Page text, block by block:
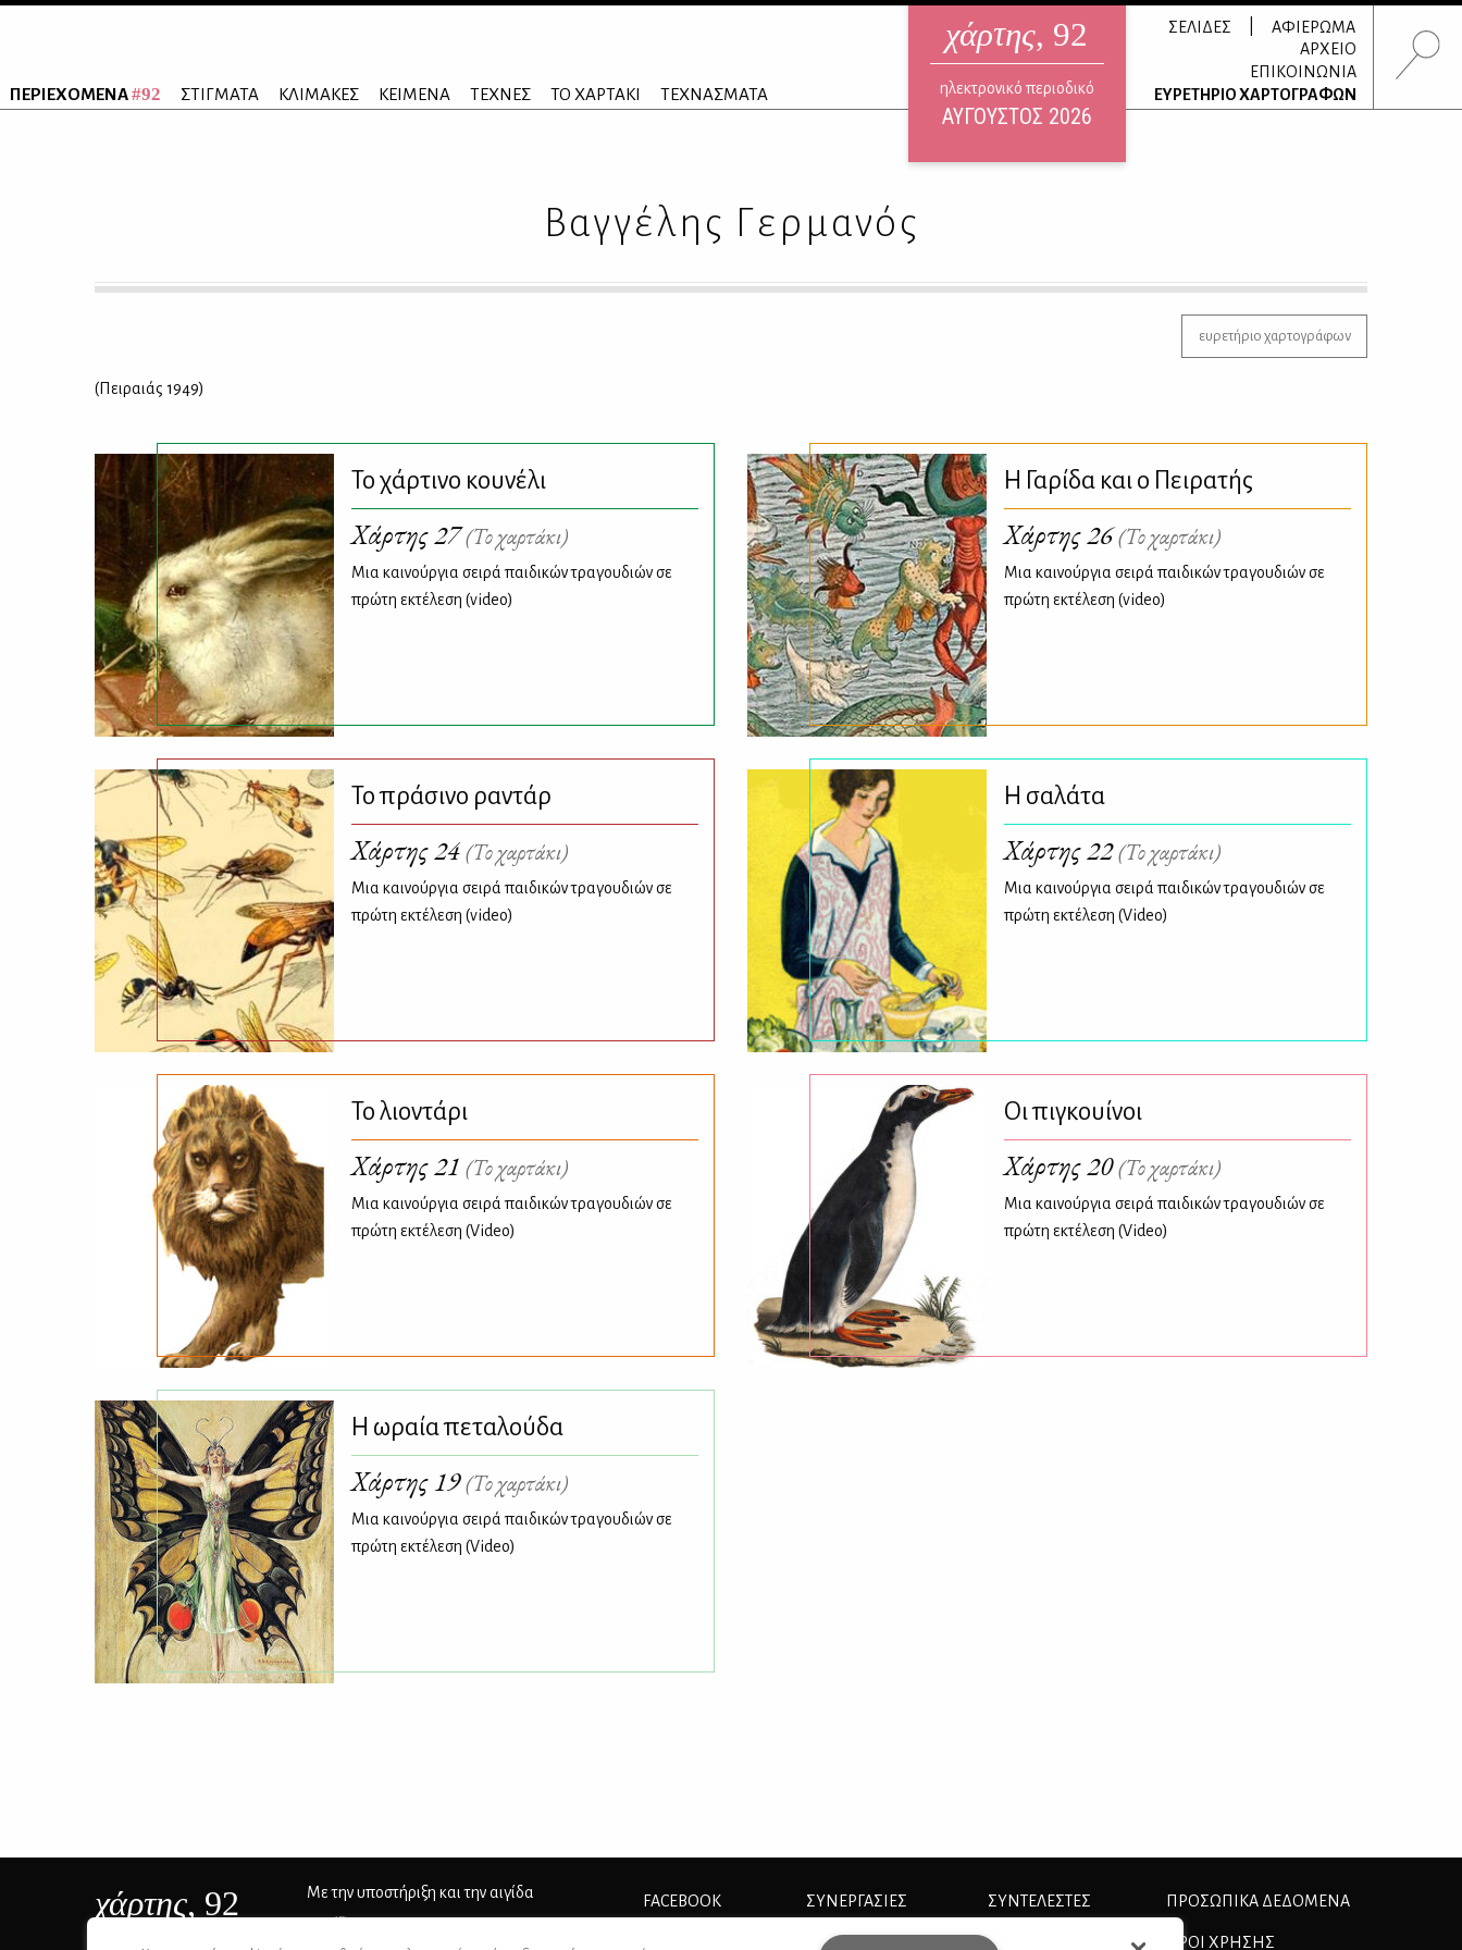
ΠΕΡΙΕΧΟΜΕΝΑ#92 ΣΤΙΓΜΑΤΑ ΚΛΙΜΑΚΕΣ ΚΕΙΜΕΝΑ ΤΕΧΝΕΣ ΤΟ ΧΑΡΤΑΚΙ ΤΕΧΝΑΣΜΑΤΑ
χάρτης, 92
ηλεκτρονικό περιοδικό
ΑΥΓΟΥΣΤΟΣ 2026
ΣΕΛΙΔΕΣ
ΑΦΙΕΡΩΜΑ
ΑΡΧΕΙΟ
ΕΠΙΚΟΙΝΩΝΙΑ
ΕΥΡΕΤΗΡΙΟ ΧΑΡΤΟΓΡΑΦΩΝ
Βαγγέλης Γερμανός
ευρετήριο χαρτογράφων
(Πει­ραιάς 1949)
Το χάρτινο κουνέλι
Χάρτης 27(Το χαρτάκι)
Μια καινούργια σειρά παιδικών τραγουδιών σε
πρώτη εκτέλεση (video)
Η Γαρίδα και ο Πειρατής
Χάρτης 26(Το χαρτάκι)
Μια καινούργια σειρά παιδικών τραγουδιών σε
πρώτη εκτέλεση (video)
Το πράσινο ραντάρ
Χάρτης 24(Το χαρτάκι)
Μια καινούργια σειρά παιδικών τραγουδιών σε
πρώτη εκτέλεση (video)
Η σαλάτα
Χάρτης 22(Το χαρτάκι)
Μια καινούργια σειρά παιδικών τραγουδιών σε
πρώτη εκτέλεση (Video)
Το λιοντάρι
Χάρτης 21 (Το χαρτάκι)
Μια καινούργια σειρά παιδικών τραγουδιών σε
πρώτη εκτέλεση (Video)
Οι πιγκουίνοι
Χάρτης 20(Το χαρτάκι)
Μια καινούργια σειρά παιδικών τραγουδιών σε
πρώτη εκτέλεση (Video)
Η ωραία πεταλούδα
Χάρτης 19(Το χαρτάκι)
Μια καινούργια σειρά παιδικών τραγουδιών σε
πρώτη εκτέλεση (Video)
χάρτης, 92 Με την υποστήριξη και την αιγίδα FACEBOOK ΣΥΝΕΡΓΑΣΊΕΣ
ΔΙΑΦΗΜΙΣΗ
ΣΥΝΤΕΛΕΣΤΕΣ
ΤΑΥΤΟΤΗΤΑ
ΠΡΟΣΩΠΙΚΆ ΔΕΔΟΜΈΝΑ
ΟΡΟΙ ΧΡΗΣΗΣ